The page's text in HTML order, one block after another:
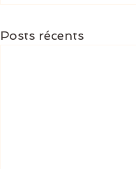
Posts récents